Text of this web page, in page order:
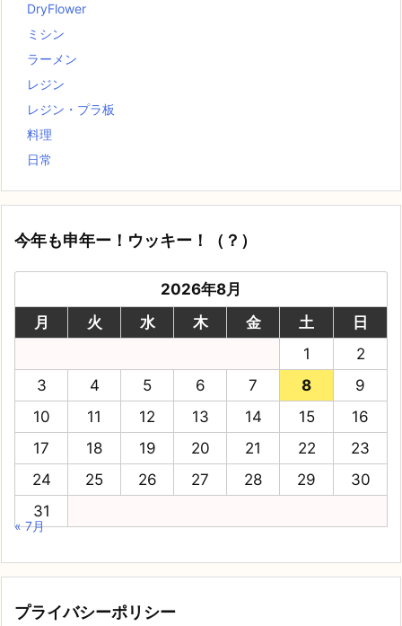
DryFlower
ミシン
ラーメン
レジン
レジン・プラ板
料理
日常
今年も申年ー！ウッキー！（？）
2026年8月
月
火 水 木 金 土
日
1
2
3
4 5 6 7 8
9
10
11 12 13 14 15
16
17
18 19 20 21 22
23
24
25 26 27 28 29
30
31
« 7月
プライバシーポリシー